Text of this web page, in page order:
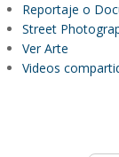
Reportaje o
Street
Ver Arte
Videos